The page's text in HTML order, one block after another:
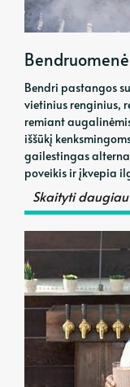
Bendri pastangos
vietinius renginius,
remiant
iššūkį
gailestingas
poveikis ir įkvepia
Skaityti daugiau